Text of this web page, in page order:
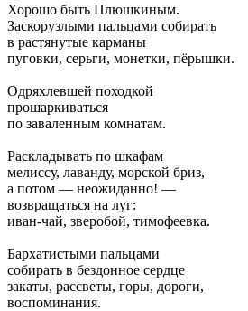
Хорошо быть Плюшкиным.
Заскорузлыми пальцами собирать
в растянутые карманы
пуговки, серьги, монетки, пёрышки.
Одряхлевшей походкой
прошаркиваться
по заваленным комнатам.
Раскладывать по шкафам
мелиссу, лаванду, морской бриз,
а потом — неожиданно! —
возвращаться на луг:
иван-чай, зверобой, тимофеевка.
Бархатистыми пальцами
собирать в бездонное сердце
закаты, рассветы, горы, дороги,
воспоминания.